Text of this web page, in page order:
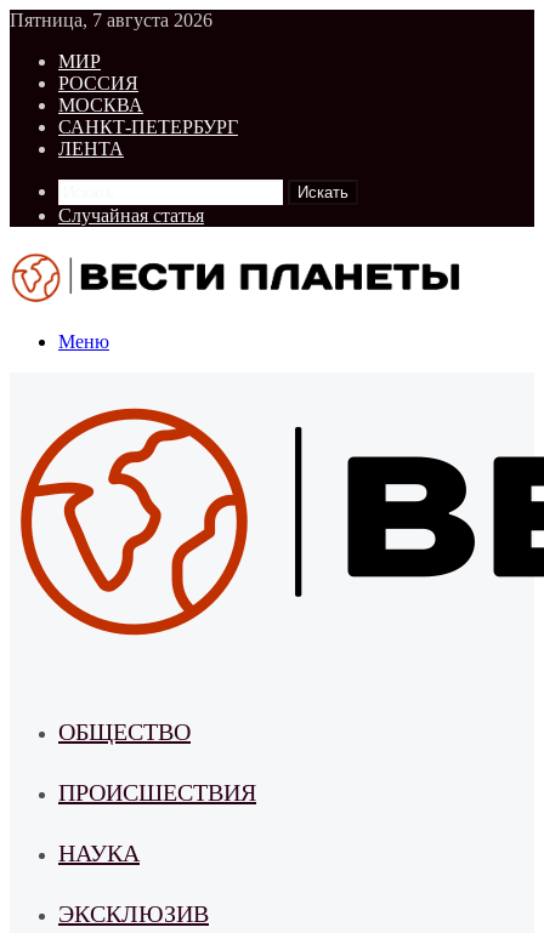
Пятница, 7 августа 2026
МИР
РОССИЯ
МОСКВА
САНКТ-ПЕТЕРБУРГ
ЛЕНТА
Искать
Случайная статья
Меню
ОБЩЕСТВО
ПРОИСШЕСТВИЯ
НАУКА
ЭКСКЛЮЗИВ